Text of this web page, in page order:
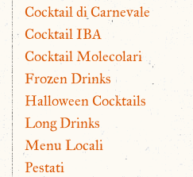
Cocktail di Carnevale
Cocktail IBA
Cocktail Molecolari
Frozen Drinks
Halloween Cocktails
Long Drinks
Menu Locali
Pestati